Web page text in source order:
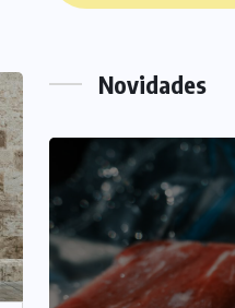
Novidades